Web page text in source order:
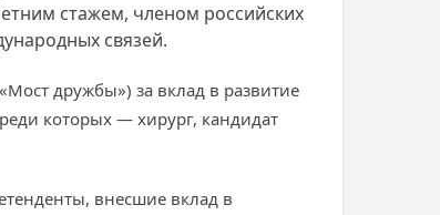
стажем, членом российских
связей.
дружбы») за вклад в развитие
которых — хирург, кандидат
внесшие вклад в